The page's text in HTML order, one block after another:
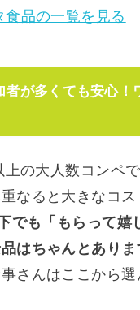
食品の一覧を見る
者が多くても安心！
上の大人数コンペ
なると大きなコス
でも「もらって嬉
はちゃんとありま
さんはここから選